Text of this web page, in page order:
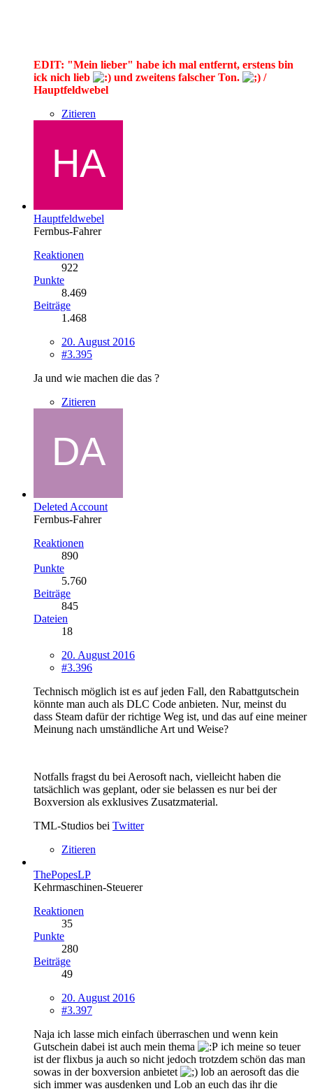
EDIT: "Mein lieber" habe ich mal entfernt, erstens bin
ick nich lieb
und zweitens falscher Ton.
/
Hauptfeldwebel
Zitieren
Hauptfeldwebel
Fernbus-Fahrer
Reaktionen
922
Punkte
8.469
Beiträge
1.468
20. August 2016
#3.395
Ja und wie machen die das ?
Zitieren
Deleted Account
Fernbus-Fahrer
Reaktionen
890
Punkte
5.760
Beiträge
845
Dateien
18
20. August 2016
#3.396
Technisch möglich ist es auf jeden Fall, den Rabattgutschein
könnte man auch als DLC Code anbieten. Nur, meinst du
dass Steam dafür der richtige Weg ist, und das auf eine meiner
Meinung nach umständliche Art und Weise?
Notfalls fragst du bei Aerosoft nach, vielleicht haben die
tatsächlich was geplant, oder sie belassen es nur bei der
Boxversion als exklusives Zusatzmaterial.
TML-Studios bei Twitter
Zitieren
ThePopesLP
Kehrmaschinen-Steuerer
Reaktionen
35
Punkte
280
Beiträge
49
20. August 2016
#3.397
Naja ich lasse mich einfach überraschen und wenn kein
Gutschein dabei ist auch mein thema
ich meine so teuer
ist der flixbus ja auch so nicht jedoch trotzdem schön das man
sowas in der boxversion anbietet
lob an aerosoft das die
sich immer was ausdenken und Lob an euch das ihr die